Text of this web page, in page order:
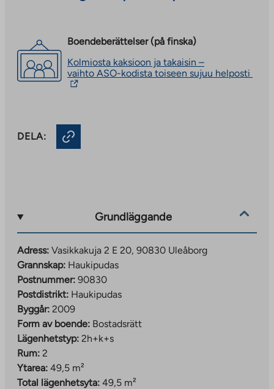
Boendeberättelser (på finska)
Kolmiosta kaksioon ja takaisin –
vaihto ASO-kodista toiseen sujuu helposti
DELA:
Grundläggande
Adress: Vasikkakuja 2 E 20, 90830 Uleåborg
Grannskap: Haukipudas
Postnummer: 90830
Postdistrikt: Haukipudas
Byggår: 2009
Form av boende: Bostadsrätt
Lägenhetstyp: 2h+k+s
Rum: 2
Ytarea: 49,5 m²
Total lägenhetsyta: 49,5 m²